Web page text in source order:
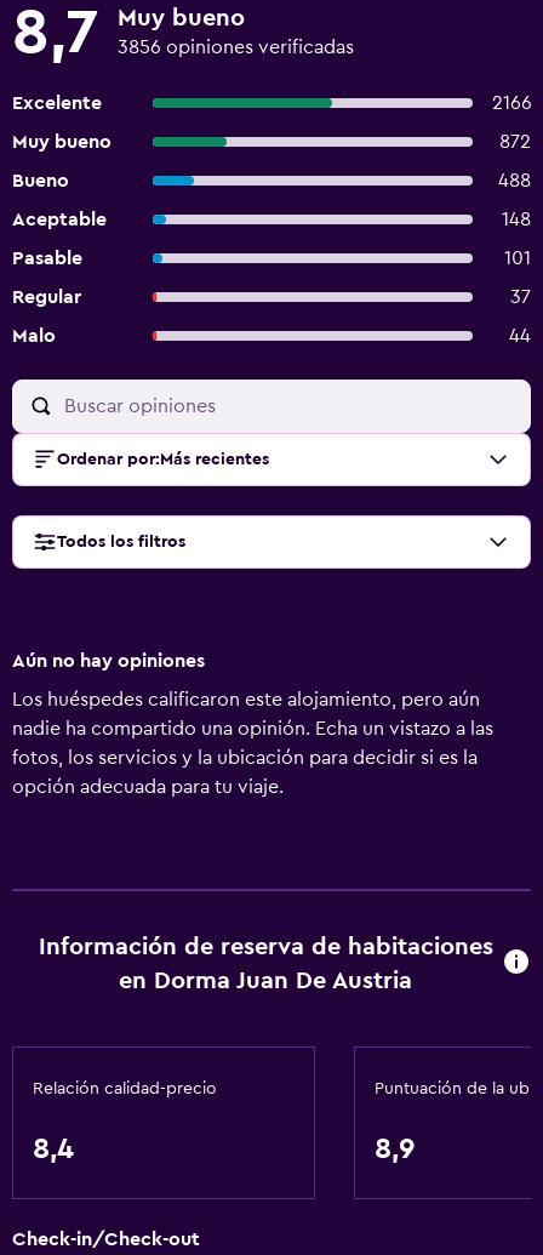
8,7 Muy bueno
3856 opiniones verificadas
Excelente
2166
Muy bueno
872
Bueno
488
Aceptable
148
Pasable
101
Regular
37
Malo
44
Ordenar por: Más recientes
Todos los filtros
Aún no hay opiniones
Los huéspedes calificaron este alojamiento, pero aún
nadie ha compartido una opinión. Echa un vistazo a las
fotos, los servicios y la ubicación para decidir si es la
opción adecuada para tu viaje.
Información de reserva de habitaciones
en Dorma Juan De Austria
Relación calidad-precio
8,4
Puntuación de la
8,9
Check-in/Check-out